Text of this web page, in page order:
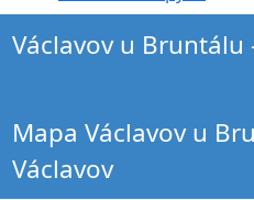
Václavov u Bruntálu
Mapa Václavov u
Václavov